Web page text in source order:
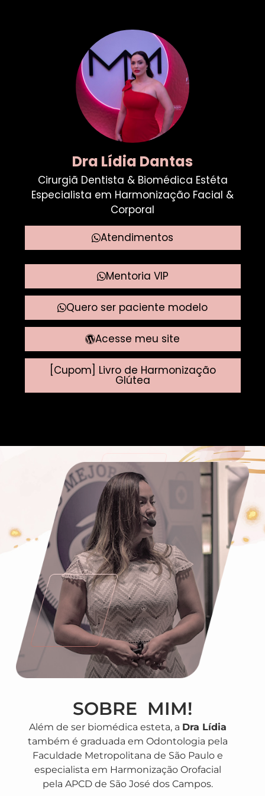
Dra Lídia Dantas
Cirurgiã Dentista & Biomédica Estéta
Especialista em Harmonização Facial &
Corporal
Atendimentos
Mentoria VIP
Quero ser paciente modelo
Acesse meu site
[Cupom] Livro de Harmonização
Glútea
SOBRE MIM!
Além de ser biomédica esteta, a Dra Lídia
também é graduada em Odontologia pela
Faculdade Metropolitana de São Paulo e
especialista em Harmonização Orofacial
pela APCD de São José dos Campos.